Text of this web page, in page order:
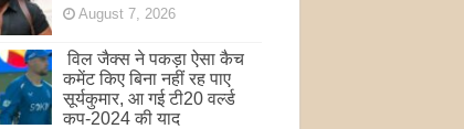
August 7, 2026
विल जैक्स ने पकड़ा ऐसा कैच
कमेंट किए बिना नहीं रह पाए
सूर्यकुमार, आ गई टी20 वर्ल्ड
कप-2024 की याद